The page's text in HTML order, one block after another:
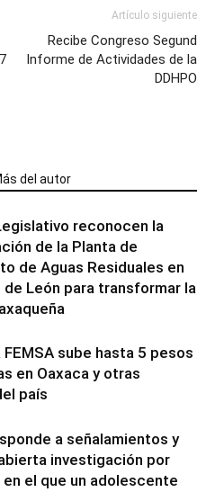
Artículo siguiente
Recibe Congreso Segund
Informe de Actividades de la
DDHPO
del autor
reconocen la
de la Planta de
de Aguas Residuales en
de León para transformar la
FEMSA sube hasta 5 pesos
en Oaxaca y otras
país
a señalamientos y
investigación por
el que un adolescente